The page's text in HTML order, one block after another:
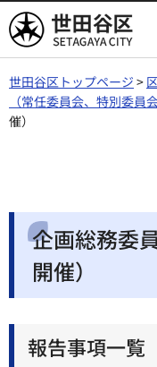
世田谷区
世田谷区トップページ >
（常任委員会、特別委員会
催）
企画総務委
開催）
報告事項一覧